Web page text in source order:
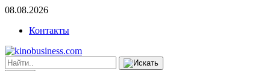
08.08.2026
Контакты